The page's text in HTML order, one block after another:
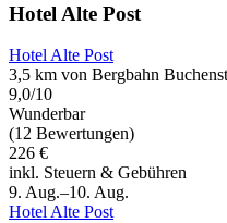
Hotel Alte Post
Hotel Alte Post
3,5 km von Bergbahn
9,0/10
Wunderbar
(12 Bewertungen)
226 €
inkl. Steuern & Gebühren
9. Aug.–10. Aug.
Hotel Alte Post